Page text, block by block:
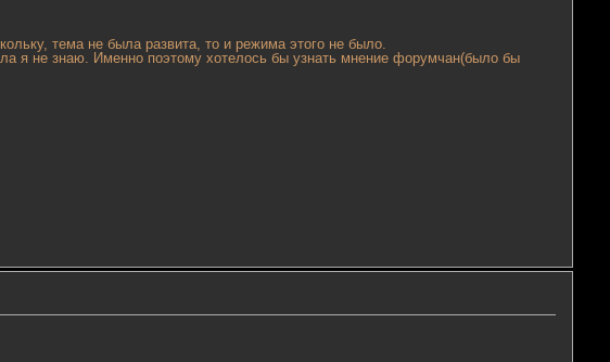
тема не была развита, то и режима этого не было.
я не знаю. Именно поэтому хотелось бы узнать мнение форумчан(было бы